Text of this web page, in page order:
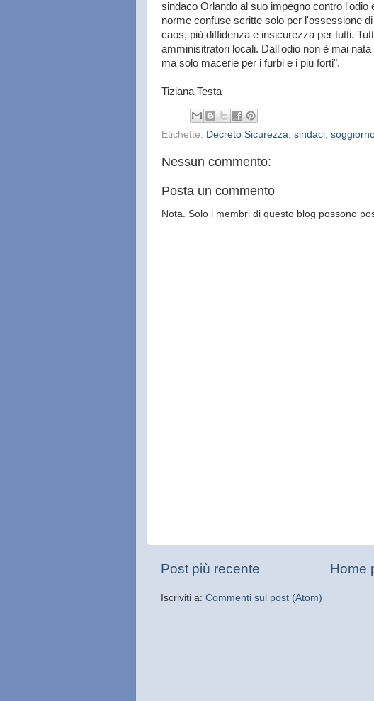
sindaco Orlando al suo impegno contro
norme confuse scritte solo per l'ossessione
caos, più diffidenza e insicurezza per tutti.
amminisitratori locali. Dall'odio non è mai
ma solo macerie per i furbi e i piu forti".
Tiziana Testa
Etichette: Decreto Sicurezza sindaci
Nessun commento:
Posta un commento
Nota. Solo i membri di questo blog possono
Post più recente Home
Iscriviti a: Commenti sul post (Atom)